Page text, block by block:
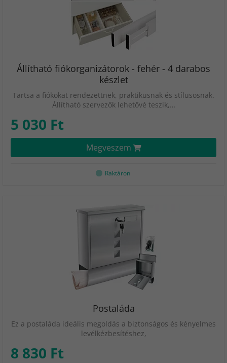
Állítható fiókorganizátorok - fehér - 4 darabos
készlet
Tartsa a fiókokat rendezettnek, praktikusnak és stílusosnak.
Állítható szervezők lehetővé teszik,…
5 030 Ft
Megveszem
Raktáron
Postaláda
Ez a postaláda ideális megoldás a biztonságos és kényelmes
levélkézbesítéshez,
8 830 Ft